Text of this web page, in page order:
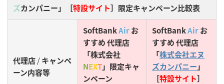
ズカンパニー」［特設サイト］限定キャンペーン比較表
代理店/キャンペ
ーン内容等
SoftBankAirお
すすめ 代理店
「株式会社
NEXT」限定キャ
ンペーン
SoftBankAirお
すすめ 代理店
「株式会社エヌ
ズカンパニー」
［特設サイト］